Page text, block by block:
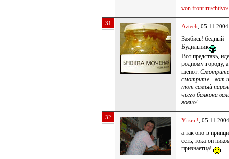
von.front.ru/
31 Aztech ,
Заябись! бедный
Будильник
Вот представь,
родному городу,
шепот:
смотрите…вот
тот самый
чьего балкона
говно!
32 Уткин! ,
а так оно в
есть, тока он
признаетца!